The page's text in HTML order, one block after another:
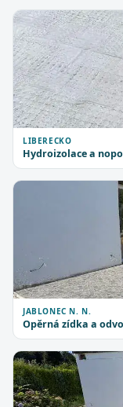
LIBERECKO
Hydroizolace a
JABLONEC N. N.
Opěrná zídka a